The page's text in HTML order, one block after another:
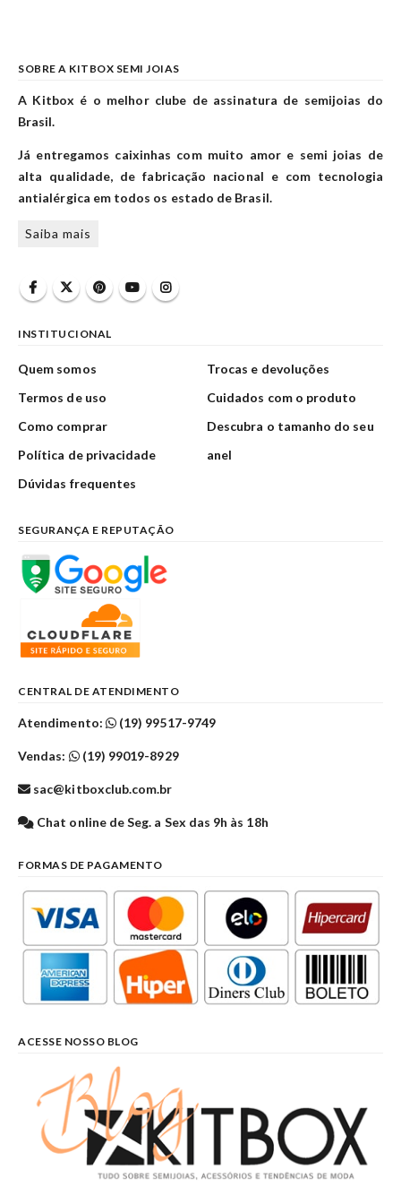
SOBRE A KITBOX SEMI JOIAS
A Kitbox é o melhor clube de assinatura de semijoias do
Brasil.
Já entregamos caixinhas com muito amor e semi joias de
alta qualidade, de fabricação nacional e com tecnologia
antialérgica em todos os estado de Brasil.
Saiba mais
INSTITUCIONAL
Quem somos
Termos de uso
Como comprar
Política de privacidade
Dúvidas frequentes
Trocas e devoluções
Cuidados com o produto
Descubra o tamanho do seu
anel
SEGURANÇA E REPUTAÇÃO
CENTRAL DE ATENDIMENTO
Atendimento: (19) 99517-9749
Vendas: (19) 99019-8929
sac@kitboxclub.com.br
Chat online de Seg. a Sex das 9h às 18h
FORMAS DE PAGAMENTO
ACESSE NOSSO BLOG